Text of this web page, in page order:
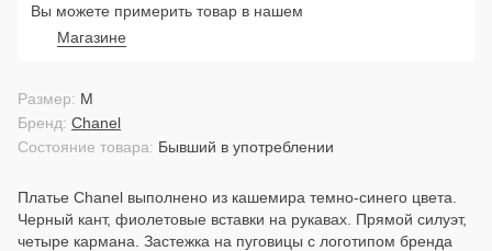
Вы можете примерить товар в нашем
Магазине
Состояние товара: Бывший в употреблении
Бренд: Chanel
Размер: M
Платье Chanel выполнено из кашемира темно-синего цвета.
Черный кант, фиолетовые вставки на рукавах. Прямой силуэт,
четыре кармана. Застежка на пуговицы с логотипом бренда